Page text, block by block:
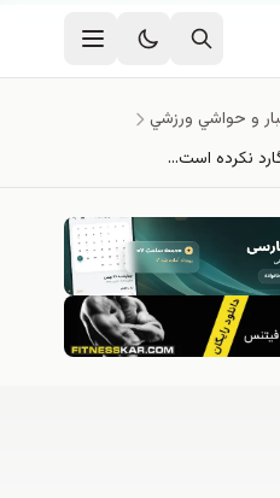
و حواشي ورزشي
نكرده است…